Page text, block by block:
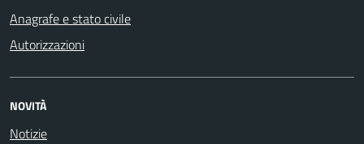
Anagrafe e stato civile
Autorizzazioni
NOVITÀ
Notizie